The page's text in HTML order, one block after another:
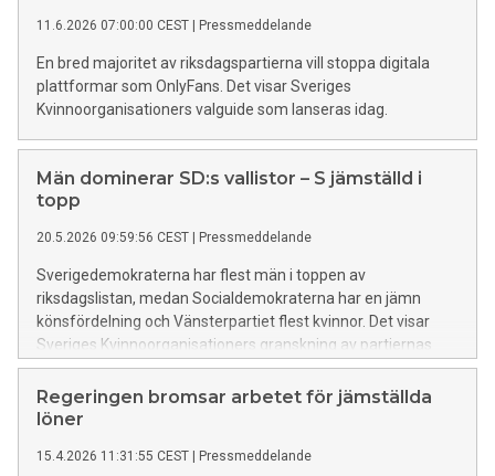
11.6.2026 07:00:00 CEST | Pressmeddelande
En bred majoritet av riksdagspartierna vill stoppa digitala
plattformar som OnlyFans. Det visar Sveriges
Kvinnoorganisationers valguide som lanseras idag.
Män dominerar SD:s vallistor – S jämställd i
topp
20.5.2026 09:59:56 CEST | Pressmeddelande
Sverigedemokraterna har flest män i toppen av
riksdagslistan, medan Socialdemokraterna har en jämn
könsfördelning och Vänsterpartiet flest kvinnor. Det visar
Sveriges Kvinnoorganisationers granskning av partiernas
vallistor och kandidater i valet.
Regeringen bromsar arbetet för jämställda
löner
15.4.2026 11:31:55 CEST | Pressmeddelande